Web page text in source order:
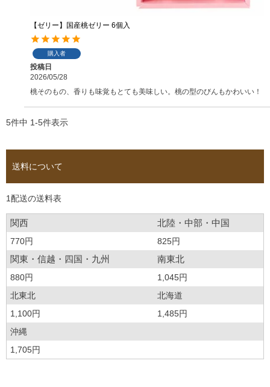
【ゼリー】国産桃ゼリー 6個入
購入者
投稿日
2026/05/28
桃そのもの、香りも味覚もとても美味しい。桃の型のびんもかわいい！
5件中 1-5件表示
送料について
1配送の送料表
関西 北陸・中部・中国
770円 825円
関東・信越・四国・九州 南東北
880円
1,045円
北東北
北海道
1,100円
1,485円
沖縄
1,705円